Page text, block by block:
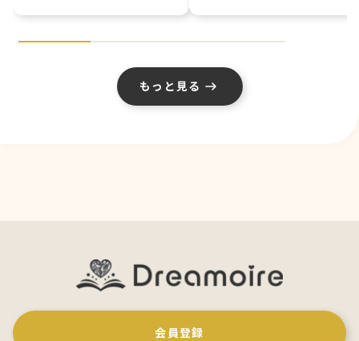
もっと見る
会員登録